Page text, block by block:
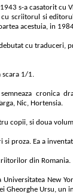
s-a casatorit cu
cu scriitorul si
acestuia, in
cu traduceri,
scara 1/1.
cronica
Nic, Hortensia.
copii, si doua
proza. Ea a
din Romania.
New
Gheorghe Ursu, un